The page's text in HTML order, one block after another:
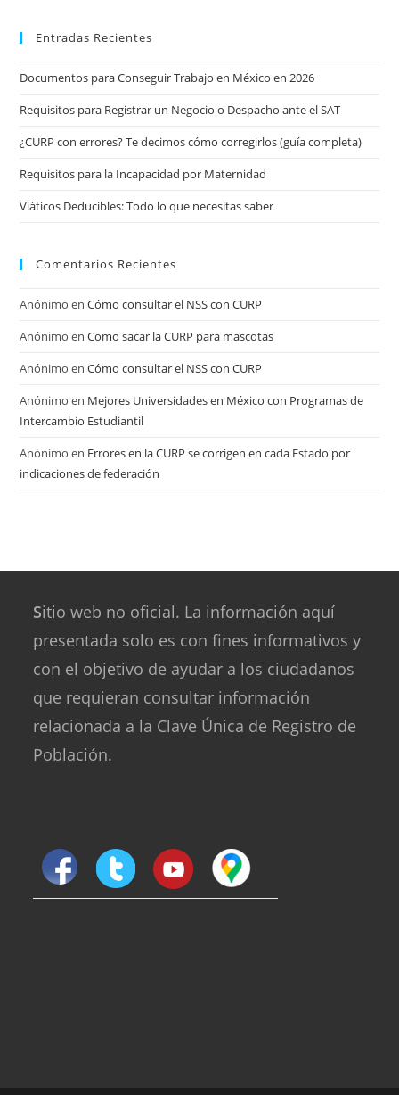
Entradas Recientes
Documentos para Conseguir Trabajo en México en 2026
Requisitos para Registrar un Negocio o Despacho ante el SAT
¿CURP con errores? Te decimos cómo corregirlos (guía completa)
Requisitos para la Incapacidad por Maternidad
Viáticos Deducibles: Todo lo que necesitas saber
Comentarios Recientes
Anónimo enCómo consultar el NSS con CURP
Anónimo enComo sacar la CURP para mascotas
Anónimo enCómo consultar el NSS con CURP
Anónimo en Mejores Universidades en México con Programas de
Intercambio Estudiantil
Anónimo en Errores en la CURP se corrigen en cada Estado por
indicaciones de federación
Sitio web no oficial. La información aquí
presentada solo es con fines informativos y
con el objetivo de ayudar a los ciudadanos
que requieran consultar información
relacionada a la Clave Única de Registro de
Población.